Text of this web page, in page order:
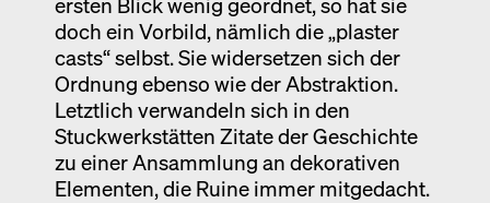
doch ein Vorbild, nämlich die „plaster
casts“ selbst. Sie widersetzen sich der
Ordnung ebenso wie der Abstraktion.
Letztlich verwandeln sich in den
Stuckwerkstätten Zitate der Geschichte
zu einer Ansammlung an dekorativen
Elementen, die Ruine immer mitgedacht.